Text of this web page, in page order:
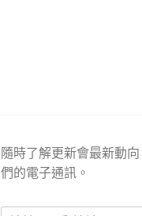
隨時了解更新會最新動
們的電子通訊。